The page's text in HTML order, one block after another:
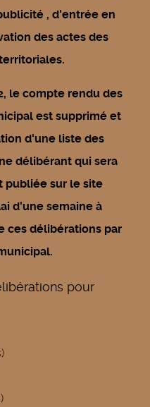
, d'entrée en
des actes des
le compte rendu des
est supprimé et
d'une liste des
délibérant qui sera
publiée sur le site
d'une semaine à
ces délibérations par
pour